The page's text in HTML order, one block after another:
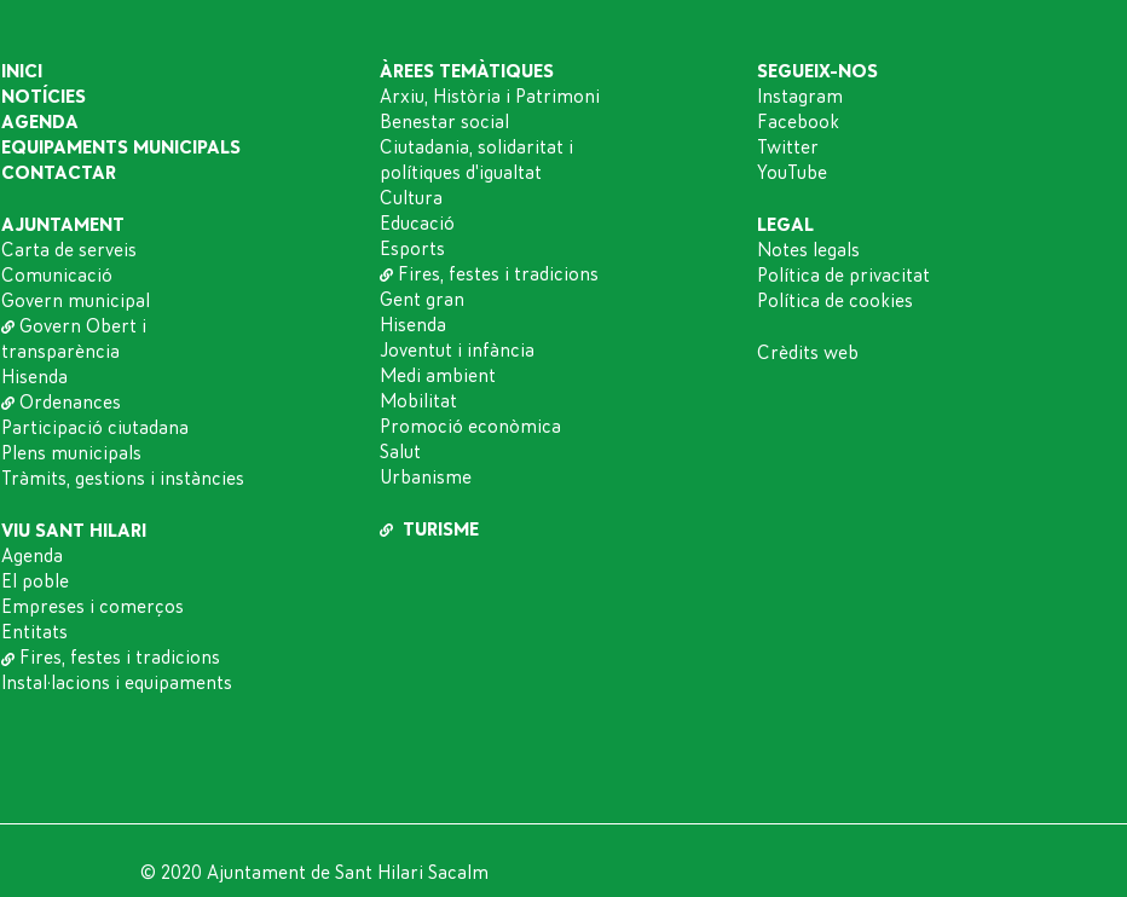
INICI
NOTÍCIES
AGENDA
EQUIPAMENTS MUNICIPALS
CONTACTAR
AJUNTAMENT
Carta de serveis
Comunicació
Govern municipal
Govern Obert i
transparència
Hisenda
Ordenances
Participació ciutadana
Plens municipals
Tràmits, gestions i instàncies
VIU SANT HILARI
Agenda
El poble
Empreses i comerços
Entitats
Fires, festes i tradicions
Instal·lacions i equipaments
ÀREES TEMÀTIQUES
Arxiu, Història i Patrimoni
Benestar social
Ciutadania, solidaritat i
polítiques d'igualtat
Cultura
Educació
Esports
Fires, festes i tradicions
Gent gran
Hisenda
Joventut i infància
Medi ambient
Mobilitat
Promoció econòmica
Salut
Urbanisme
TURISME
SEGUEIX-NOS
Instagram
Facebook
Twitter
YouTube
LEGAL
Notes legals
Política de privacitat
Política de cookies
Crèdits web
© 2020 Ajuntament de Sant Hilari Sacalm